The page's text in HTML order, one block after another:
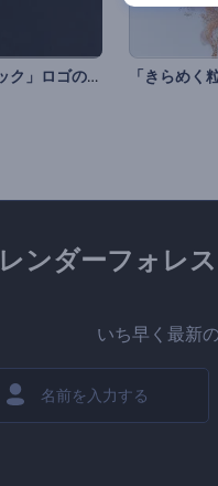
「クロマチック」ロゴのアニメーション
レンダーフォレ
いち早く最新